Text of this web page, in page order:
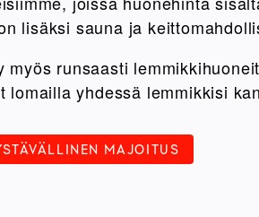
lisäksi sauna ja
myös runsaasti
lomailla yhdessä lemmikkisi
MAJOITUS